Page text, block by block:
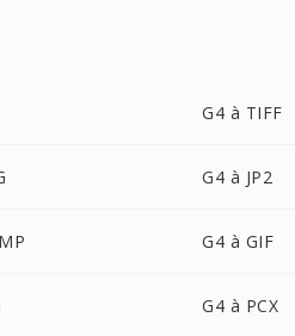
G4 à TIFF
G4 à JP2
G4 à GIF
G4 à PCX